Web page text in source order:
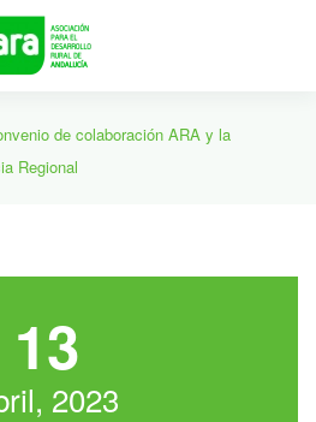
de colaboración ARA y la
Regional
13
2023